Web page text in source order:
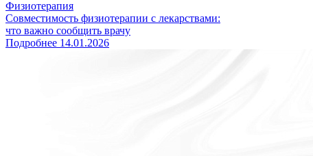
Физиотерапия
Совместимость физиотерапии с лекарствами:
что важно сообщить врачу
Подробнее 14.01.2026